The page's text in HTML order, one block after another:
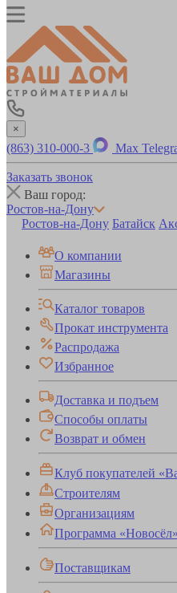
×
(863) 310-000-3 Max
Заказать звонок
Ваш город:
Ростов-на-Дону
Ростов-на-Дону Батайск
О компании
Магазины
Каталог товаров
Прокат инструмента
Распродажа
Избранное
Доставка и подъем
Способы оплаты
Возврат и обмен
Клуб покупателей
Строителям
Организациям
Программа «Новосёл»
Поставщикам